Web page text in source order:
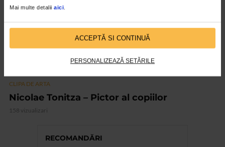
Mai multe detalii aici
ACCEPTĂ SI CONTINUĂ
PERSONALIZEAZĂ SETĂRILE
CLIPA DE ARTA
Nicolae Tonitza – Pictor al copiilor
158 vizualizari
RECOMANDĂRI